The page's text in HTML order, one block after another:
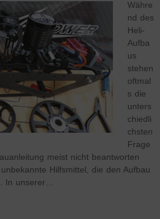
Währe
nd des
Heli-
Aufba
us
stehen
oftmal
s die
unters
chiedli
chsten
Frage
meist nicht beantworten
Hilfsmittel, die den Aufbau
In unserer…